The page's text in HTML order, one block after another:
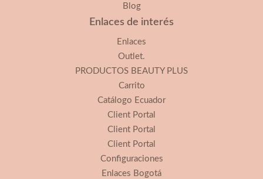
Blog
Enlaces de interés
Enlaces
Outlet.
PRODUCTOS BEAUTY PLUS
Carrito
Catálogo Ecuador
Client Portal
Client Portal
Client Portal
Configuraciones
Enlaces Bogotá